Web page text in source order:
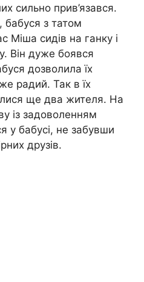
сильно прив’язався.
бабуся з татом
Міша сидів на ганку і
Він дуже боявся
дозволила їх
радий. Так в їх
ще два жителя. На
із задоволенням
у бабусі, не забувши
друзів.